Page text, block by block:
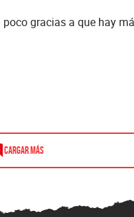
gracias a que hay
Cargar más